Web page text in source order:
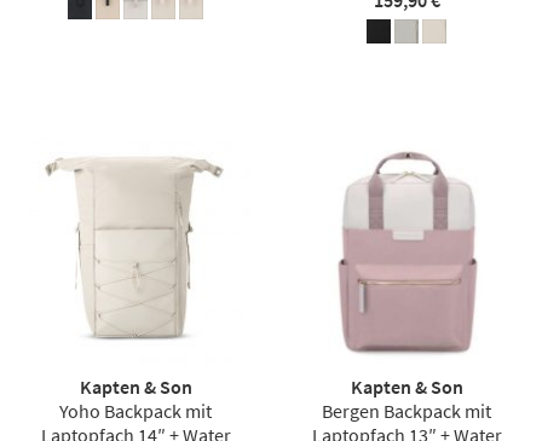
Kapten & Son
Yoho Backpack mit
Laptopfach 14″ + Water
Kapten & Son
Bergen Backpack mit
Laptopfach 13″ + Water